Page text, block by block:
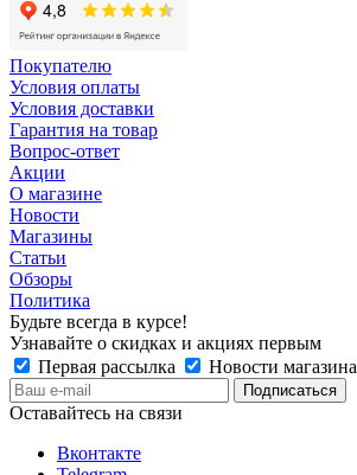
Покупателю
Условия оплаты
Условия доставки
Гарантия на товар
Вопрос-ответ
Акции
О магазине
Новости
Магазины
Статьи
Обзоры
Политика
Будьте всегда в курсе!
Узнавайте о скидках и акциях первым
Первая рассылка
Новости магазина
Оставайтесь на связи
Вконтакте